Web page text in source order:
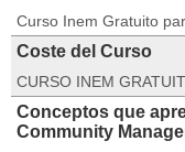
Curso Inem Gratuito
Coste del Curso
CURSO INEM
Conceptos que
Community